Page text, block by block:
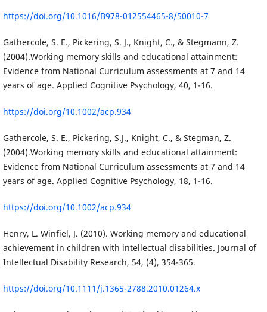
https://doi.org/10.1016/B978-012554465-8/50010-7
Gathercole, S. E., Pickering, S. J., Knight, C., & Stegmann, Z.
(2004).Working memory skills and educational attainment:
Evidence from National Curriculum assessments at 7 and 14
years of age. Applied Cognitive Psychology, 40, 1-16.
https://doi.org/10.1002/acp.934
Gathercole, S. E., Pickering, S.J., Knight, C., & Stegman, Z.
(2004).Working memory skills and educational attainment:
Evidence from National Curriculum assessments at 7 and 14
years of age. Applied Cognitive Psychology, 18, 1-16.
https://doi.org/10.1002/acp.934
Henry, L. Winfiel, J. (2010). Working memory and educational
achievement in children with intellectual disabilities. Journal of
Intellectual Disability Research, 54, (4), 354-365.
https://doi.org/10.1111/j.1365-2788.2010.01264.x